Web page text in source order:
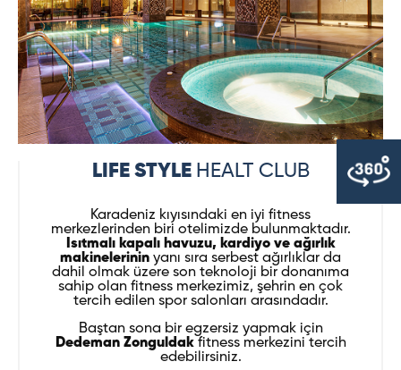
LIFE STYLE HEALT CLUB
Karadeniz kıyısındaki en iyi fitness
merkezlerinden biri otelimizde bulunmaktadır.
Isıtmalı kapalı havuzu, kardiyo ve ağırlık
makinelerinin yanı sıra serbest ağırlıklar da
dahil olmak üzere son teknoloji bir donanıma
sahip olan fitness merkezimiz, şehrin en çok
tercih edilen spor salonları arasındadır.
Baştan sona bir egzersiz yapmak için
Dedeman Zonguldakfitness merkezini tercih
edebilirsiniz.